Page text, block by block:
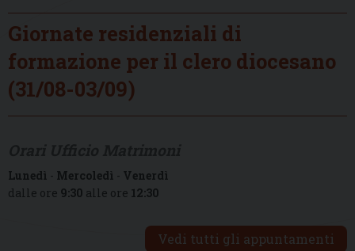
Giornate residenziali di
formazione per il clero diocesano
(31/08-03/09)
Lunedì - Mercoledì - Venerdì
dalle ore 9:30 alle ore 12:30
Vedi tutti gli appuntamenti